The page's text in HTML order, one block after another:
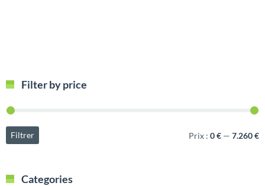
Filter by price
Filtrer Prix : 0 € — 7.260 €
Categories